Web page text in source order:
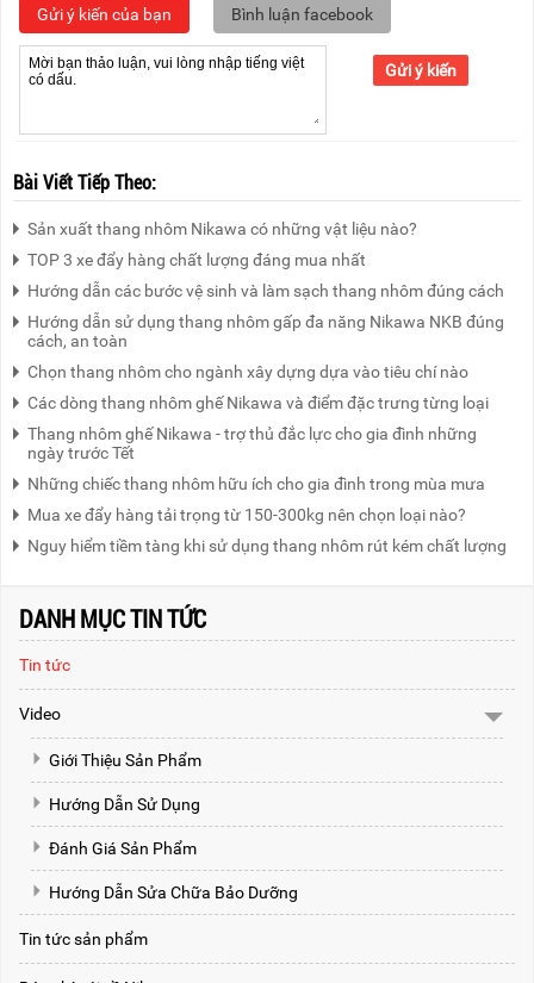
Gửi ý kiến của bạn Bình luận facebook
Gửi ý kiến
Bài Viết Tiếp Theo:
Sản xuất thang nhôm Nikawa có những vật liệu nào?
TOP 3 xe đẩy hàng chất lượng đáng mua nhất
Hướng dẫn các bước vệ sinh và làm sạch thang nhôm đúng cách
Hướng dẫn sử dụng thang nhôm gấp đa năng Nikawa NKB đúng
cách, an toàn
Chọn thang nhôm cho ngành xây dựng dựa vào tiêu chí nào
Các dòng thang nhôm ghế Nikawa và điểm đặc trưng từng loại
Thang nhôm ghế Nikawa - trợ thủ đắc lực cho gia đình những
ngày trước Tết
Những chiếc thang nhôm hữu ích cho gia đình trong mùa mưa
Mua xe đẩy hàng tải trọng từ 150-300kg nên chọn loại nào?
Nguy hiểm tiềm tàng khi sử dụng thang nhôm rút kém chất lượng
DANH MỤC TIN TỨC
Tin tức
Video
Giới Thiệu Sản Phẩm
Hướng Dẫn Sử Dụng
Đánh Giá Sản Phẩm
Hướng Dẫn Sửa Chữa Bảo Dưỡng
Tin tức sản phẩm